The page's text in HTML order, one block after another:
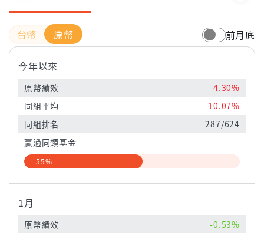
原幣 前月底
今年以來
原幣績效
4.30%
同組平均
10.07%
同組排名
287/624
贏過同類基金
55%
1月
原幣績效
-0.53%